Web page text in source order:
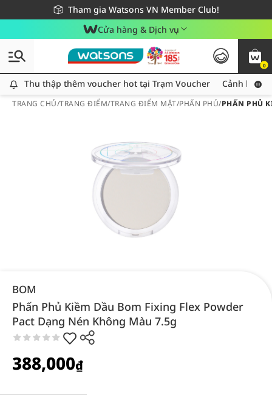
Tham gia Watsons VN Member Club!
Miễn phí giao hàng cho đơn hàng từ 249,000Đ
Giao hàng nhanh 24h - Áp dụng khu vực TP. Hồ Chí Minh
Cửa hàng & Dịch vụ
0
Thu thập thêm voucher hot tại Trạm Voucher
Thu thập thêm voucher hot tại Trạm Voucher Cảnh báo
TRANG CHỦ/TRANG ĐIỂM/TRANG ĐIỂM MẶT/PHẤN PHỦ/PHẤN PHỦ
BOM
Phấn Phủ Kiềm Dầu Bom Fixing Flex Powder
Pact Dạng Nén Không Màu 7.5g
388,000₫